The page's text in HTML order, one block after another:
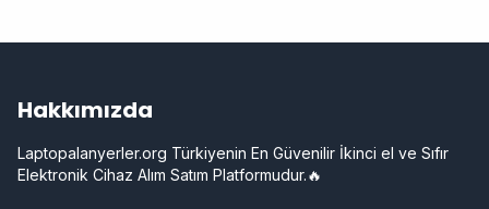
Hakkımızda
Laptopalanyerler.org Türkiyenin En Güvenilir İkinci el ve Sıfır
Elektronik Cihaz Alım Satım Platformudur.🔥